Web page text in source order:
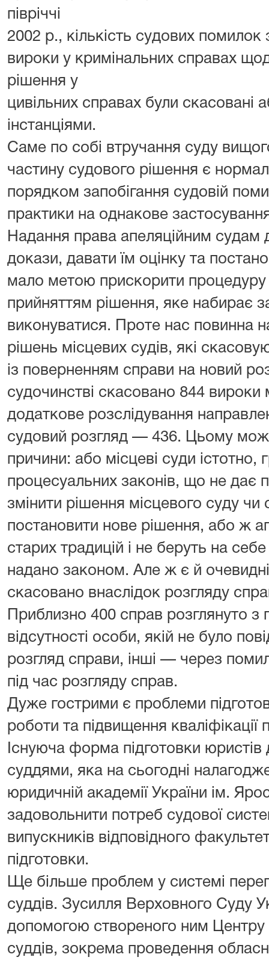
півріччі
2002 р., кількість судових
вироки у кримінальних справах
рішення у
цивільних справах були скасовані
інстанціями.
Саме по собі втручання суду
частину судового рішення є
порядком запобігання судовій
практики на однакове
Надання права апеляційним судам
докази, давати їм оцінку та
мало метою прискорити процедуру
прийняттям рішення, яке набирає
виконуватися. Проте нас повинна
рішень місцевих судів, які
із поверненням справи на новий
судочинстві скасовано 844 вироки
додаткове розслідування
судовий розгляд — 436. Цьому
причини: або місцеві суди
процесуальних законів, що не дає
змінити рішення місцевого суду чи
постановити нове рішення, або ж
старих традицій і не беруть на
надано законом. Але ж є й
скасовано внаслідок розгляду
Приблизно 400 справ розглянуто
відсутності особи, якій не було
розгляд справи, інші — через
під час розгляду справ.
Дуже гострими є проблеми
роботи та підвищення
Існуюча форма підготовки
суддями, яка на сьогодні
юридичній академії України ім.
задовольнити потреб судової
випускників відповідного
підготовки.
Ще більше проблем у системі
суддів. Зусилля Верховного Суду
допомогою створеного ним Центру
суддів, зокрема проведення